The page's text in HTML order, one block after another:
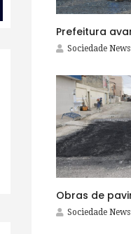
Sociedade News
Sociedade News